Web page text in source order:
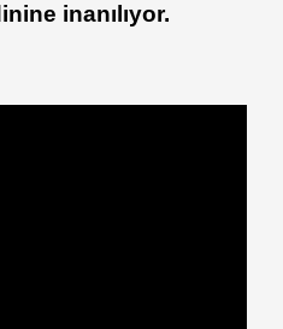
inanılıyor.